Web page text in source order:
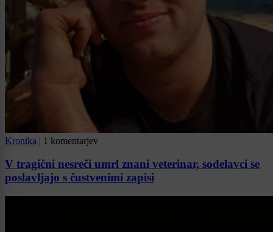
Kronika | 1 komentarjev
V tragični nesreči umrl znani veterinar, sodelavci se
poslavljajo s čustvenimi zapisi